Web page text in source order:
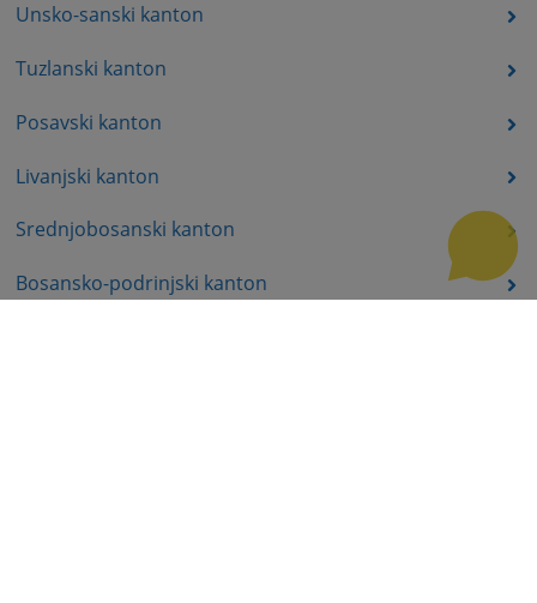
Unsko-sanski kanton
Tuzlanski kanton
Posavski kanton
Livanjski kanton
Srednjobosanski kanton
Bosansko-podrinjski kanton